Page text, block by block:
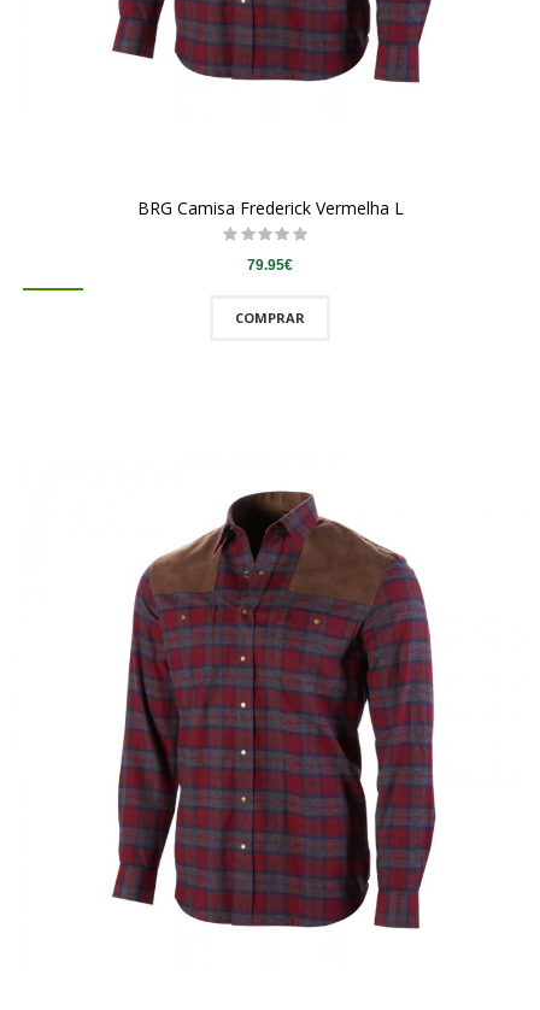
BRG Camisa Frederick Vermelha L
79.95€
COMPRAR